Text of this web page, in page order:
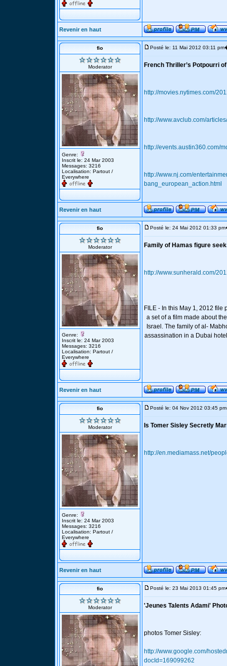
Revenir en haut
fio
Moderator
Genre:
Inscrit le: 24 Mar 2003
Messages: 3216
Localisation: Partout /
Everywhere
Posté le: 11 Mai 2012 03:11 pm
French Thriller’s Potpourri
http://movies.nytimes.com/
http://www.avclub.com/
http://events.austin360.com/
http://www.nj.com/
bang_european_action.html
Revenir en haut
fio
Moderator
Genre:
Inscrit le: 24 Mar 2003
Messages: 3216
Localisation: Partout /
Everywhere
Posté le: 24 Mai 2012 01:33 pm
Family of Hamas figure
http://www.sunherald.com/
FILE - In this May 1, 2012
a set of a film made about
Israel. The family of al-
assassination in a Dubai
Revenir en haut
fio
Moderator
Genre:
Inscrit le: 24 Mar 2003
Messages: 3216
Localisation: Partout /
Everywhere
Posté le: 04 Nov 2012 03:45 pm
Is Tomer Sisley Secretly
http://en.mediamass.net/
Revenir en haut
fio
Moderator
Posté le: 23 Mai 2013 01:45 pm
'Jeunes Talents Adami'
photos Tomer Sisley:
http://www.google.com/
docId=169099262